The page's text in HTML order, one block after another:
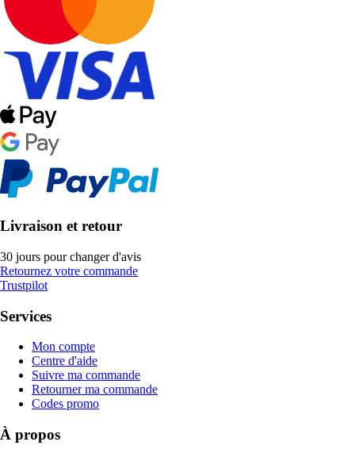
Livraison et retour
30 jours pour changer d'avis
Retournez votre commande
Trustpilot
Services
Mon compte
Centre d'aide
Suivre ma commande
Retourner ma commande
Codes promo
À propos